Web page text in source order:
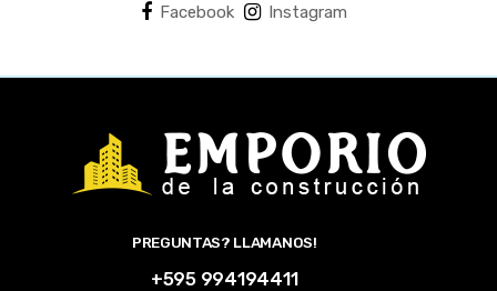
Facebook Instagram
PREGUNTAS? LLAMANOS!
+595 994194411